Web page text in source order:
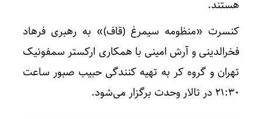
هستند.
کنسرت «منظومه سیمرغ (قاف)» به رهبری فرهاد
فخرالدینی و آرش امینی با همکاری ارکستر سمفونیک
تهران و گروه کر به تهیه کنندگی حبیب صبور ساعت
۲۱:۳۰ در تالار وحدت برگزار می‌شود.